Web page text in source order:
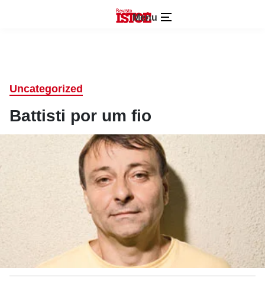
Menu
Uncategorized
Battisti por um fio